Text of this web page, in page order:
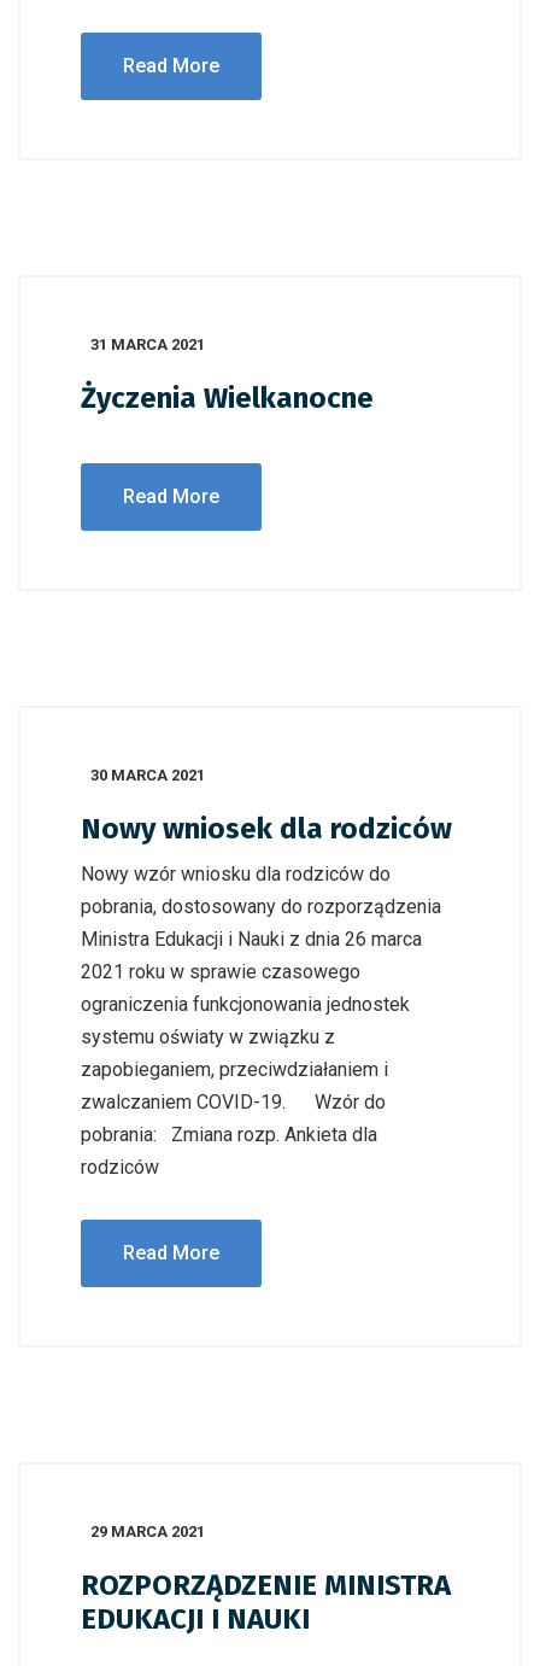
Read More
31 MARCA 2021
Życzenia Wielkanocne
Read More
30 MARCA 2021
Nowy wniosek dla rodziców
Nowy wzór wniosku dla rodziców do
pobrania, dostosowany do rozporządzenia
Ministra Edukacji i Nauki z dnia 26 marca
2021 roku w sprawie czasowego
ograniczenia funkcjonowania jednostek
systemu oświaty w związku z
zapobieganiem, przeciwdziałaniem i
zwalczaniem COVID-19. Wzór do
pobrania: Zmiana rozp. Ankieta dla
rodziców
Read More
29 MARCA 2021
ROZPORZĄDZENIE MINISTRA
EDUKACJI I NAUKI